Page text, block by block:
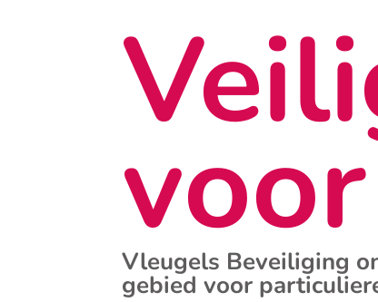
Vleugels Beveiliging
gebied voor